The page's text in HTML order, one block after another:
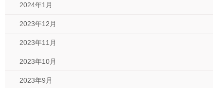
2024年1月
2023年12月
2023年11月
2023年10月
2023年9月